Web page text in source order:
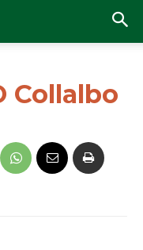
Collalbo